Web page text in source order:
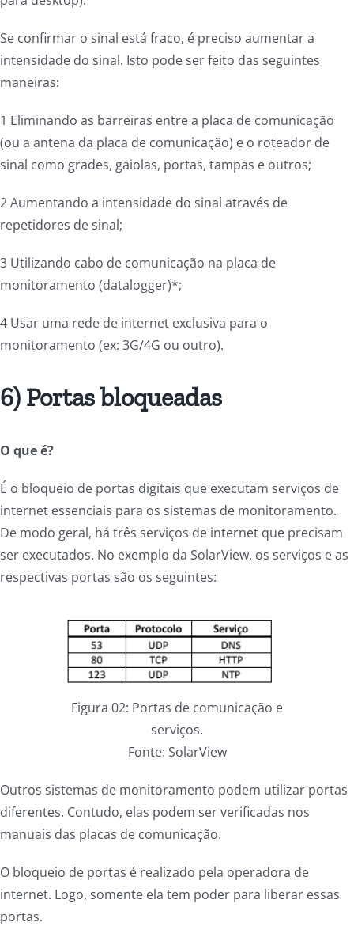
Se confirmar o sinal está fraco, é preciso aumentar a
intensidade do sinal. Isto pode ser feito das seguintes
maneiras:
1 Eliminando as barreiras entre a placa de comunicação
(ou a antena da placa de comunicação) e o roteador de
sinal como grades, gaiolas, portas, tampas e outros;
2 Aumentando a intensidade do sinal através de
repetidores de sinal;
3 Utilizando cabo de comunicação na placa de
monitoramento (datalogger)*;
4 Usar uma rede de internet exclusiva para o
monitoramento (ex: 3G/4G ou outro).
6) Portas bloqueadas
O que é?
É o bloqueio de portas digitais que executam serviços de
internet essenciais para os sistemas de monitoramento.
De modo geral, há três serviços de internet que precisam
ser executados. No exemplo da SolarView, os serviços e as
respectivas portas são os seguintes:
Figura 02: Portas de comunicação e
serviços.
Fonte: SolarView
Outros sistemas de monitoramento podem utilizar portas
diferentes. Contudo, elas podem ser verificadas nos
manuais das placas de comunicação.
O bloqueio de portas é realizado pela operadora de
internet. Logo, somente ela tem poder para liberar essas
portas.